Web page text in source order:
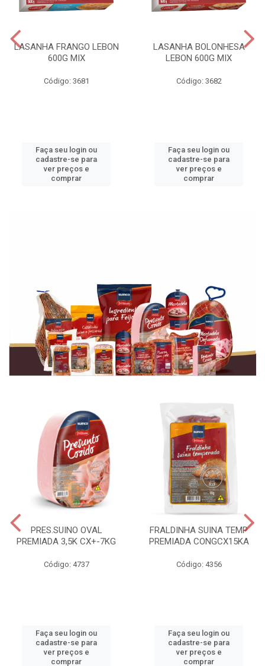
LASANHA FRANGO LEBON
600G MIX
Código: 3681
Faça seu login ou
cadastre-se para
ver preços e
comprar
LASANHA BOLONHESA
LEBON 600G MIX
Código: 3682
Faça seu login ou
cadastre-se para
ver preços e
comprar
PRES.SUINO OVAL
PREMIADA 3,5K CX+-7KG
Código: 4737
Faça seu login ou
cadastre-se para
ver preços e
comprar
FRALDINHA SUINA TEMP
PREMIADA CONGCX15KA
Código: 4356
Faça seu login ou
cadastre-se para
ver preços e
comprar